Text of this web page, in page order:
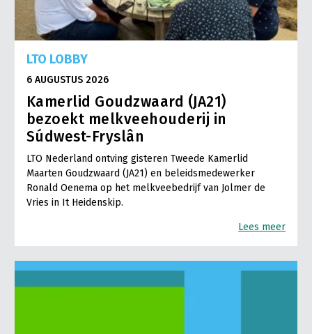
LTO LOBBY
6 AUGUSTUS 2026
Kamerlid Goudzwaard (JA21)
bezoekt melkveehouderij in
Súdwest-Fryslân
LTO Nederland ontving gisteren Tweede Kamerlid
Maarten Goudzwaard (JA21) en beleidsmedewerker
Ronald Oenema op het melkveebedrijf van Jolmer de
Vries in It Heidenskip.
Lees meer